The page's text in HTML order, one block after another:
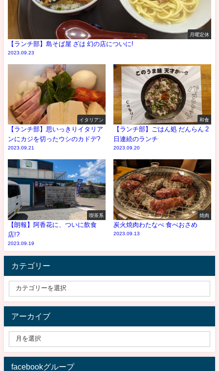
月曜定休
【ランチ部】島そば屋 ざは 幻の店についに!
2023.09.23
イタリアン
【ランチ部】思いっきりイタリア
ンにカジを切ったウシのカドデ?
2023.09.21
和食
【ランチ部】ごはん処 だんらん 2
日連続のランチ
2023.09.20
喫茶系
【朗報】阿香花に、ついに飲食
店!?
2023.09.19
焼肉
炭火焼肉わたなべ 食べおさめ
2023.09.13
カテゴリー
アーカイブ
facebookグループ